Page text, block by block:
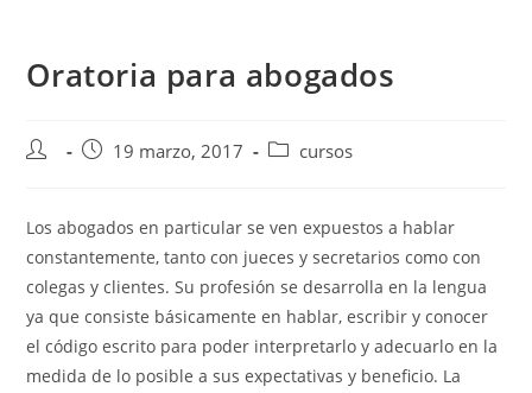
Oratoria para abogados
Autor
entrada:
Entrada19 marzo, 2017
Categoría
entrada:
cursos
Los abogados en particular se ven expuestos a hablar
constantemente, tanto con jueces y secretarios como con
colegas y clientes. Su profesión se desarrolla en la lengua
ya que consiste básicamente en hablar, escribir y conocer
el código escrito para poder interpretarlo y adecuarlo en la
medida de lo posible a sus expectativas y beneficio. La